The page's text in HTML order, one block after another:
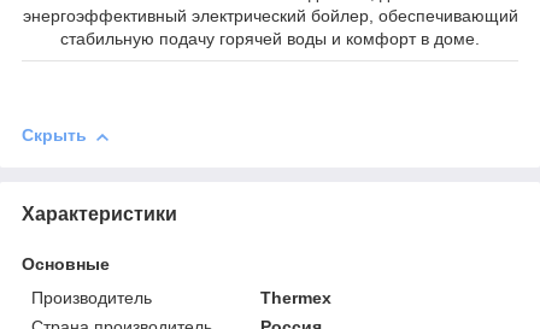
энергоэффективный электрический бойлер, обеспечивающий
стабильную подачу горячей воды и комфорт в доме.
Скрыть
Характеристики
Основные
Производитель
Thermex